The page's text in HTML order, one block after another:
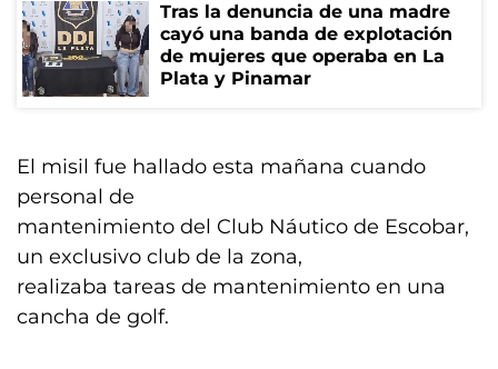
Tras la denuncia de una madre
cayó una banda de explotación
de mujeres que operaba en La
Plata y Pinamar
El misil fue hallado esta mañana cuando
personal de
mantenimiento del Club Náutico de Escobar,
un exclusivo club de la zona,
realizaba tareas de mantenimiento en una
cancha de golf.